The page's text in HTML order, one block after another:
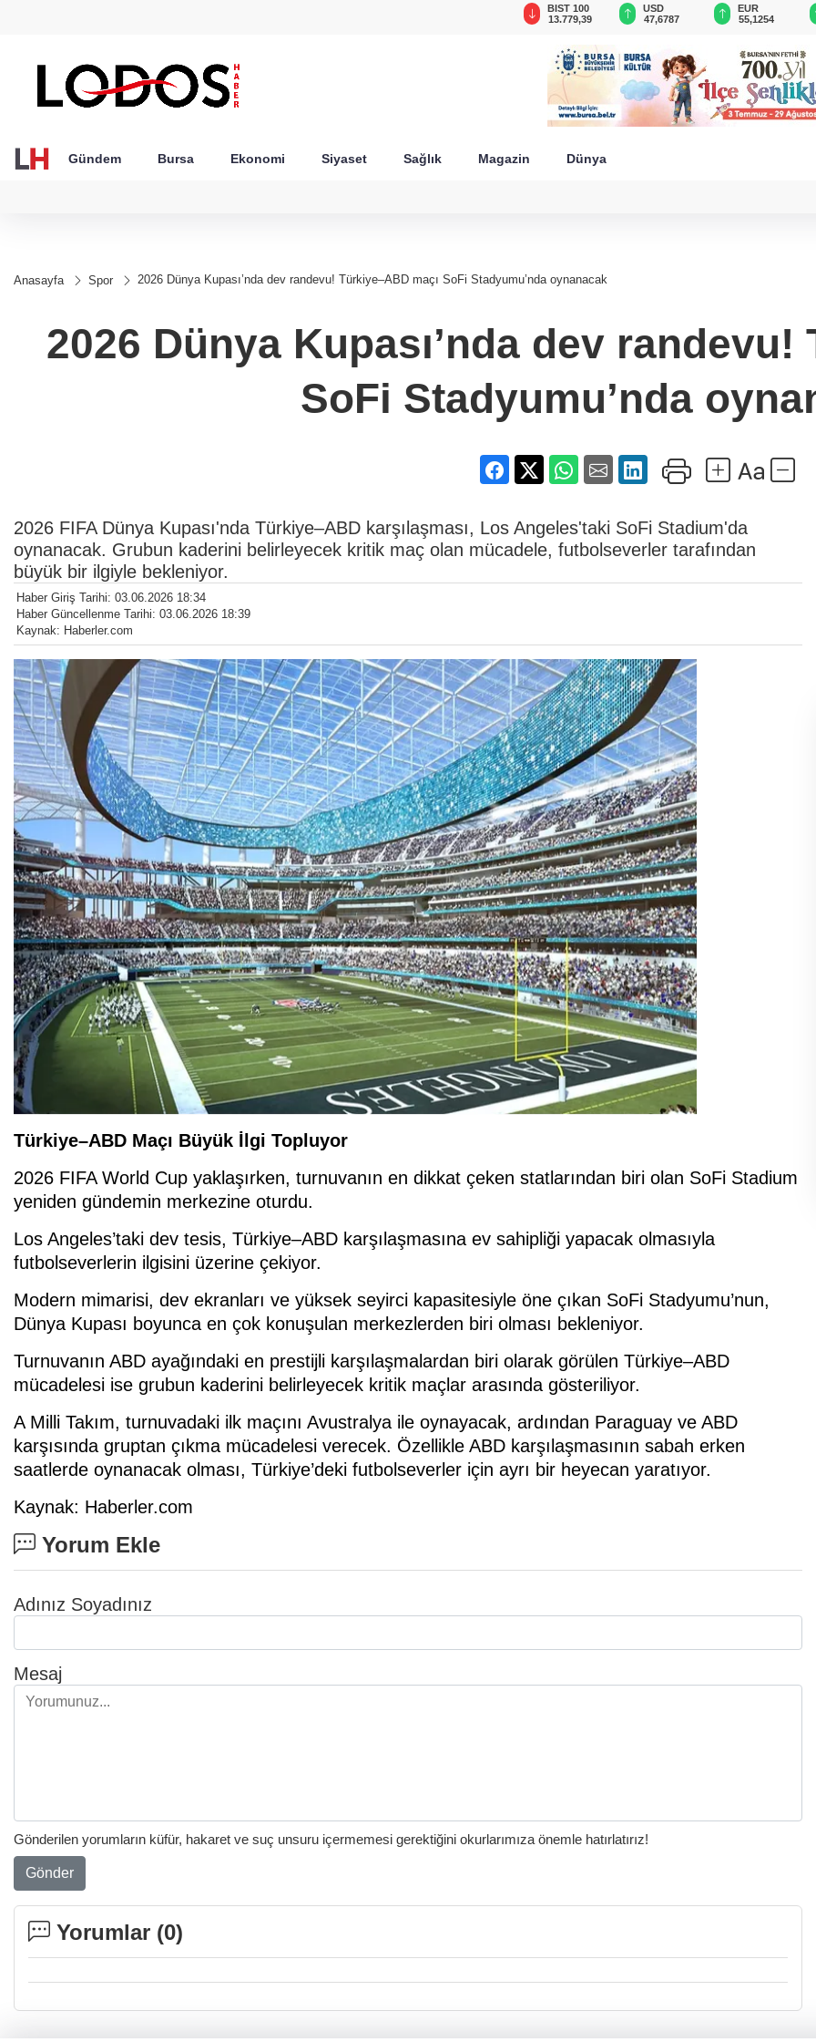
BIST 100
13.779,39
USD
47,6787
EUR
55,1254
Gündem Bursa Ekonomi Siyaset Sağlık Magazin Dünya
Anasayfa Spor 2026 Dünya Kupası’nda dev randevu! Türkiye–ABD maçı SoFi Stadyumu’nda oynanacak
2026 Dünya Kupası’nda dev randevu!
SoFi Stadyumu’nda
2026 FIFA Dünya Kupası'nda Türkiye–ABD karşılaşması, Los Angeles'taki SoFi Stadium'da
oynanacak. Grubun kaderini belirleyecek kritik maç olan mücadele, futbolseverler tarafından
büyük bir ilgiyle bekleniyor.
Haber Giriş Tarihi: 03.06.2026 18:34
Haber Güncellenme Tarihi: 03.06.2026 18:39
Kaynak: Haberler.com
Türkiye–ABD Maçı Büyük İlgi Topluyor
2026 FIFA World Cup yaklaşırken, turnuvanın en dikkat çeken statlarından biri olan SoFi Stadium
yeniden gündemin merkezine oturdu.
Los Angeles’taki dev tesis, Türkiye–ABD karşılaşmasına ev sahipliği yapacak olmasıyla
futbolseverlerin ilgisini üzerine çekiyor.
Modern mimarisi, dev ekranları ve yüksek seyirci kapasitesiyle öne çıkan SoFi Stadyumu’nun,
Dünya Kupası boyunca en çok konuşulan merkezlerden biri olması bekleniyor.
Turnuvanın ABD ayağındaki en prestijli karşılaşmalardan biri olarak görülen Türkiye–ABD
mücadelesi ise grubun kaderini belirleyecek kritik maçlar arasında gösteriliyor.
A Milli Takım, turnuvadaki ilk maçını Avustralya ile oynayacak, ardından Paraguay ve ABD
karşısında gruptan çıkma mücadelesi verecek. Özellikle ABD karşılaşmasının sabah erken
saatlerde oynanacak olması, Türkiye’deki futbolseverler için ayrı bir heyecan yaratıyor.
Kaynak: Haberler.com
Yorum Ekle
Adınız Soyadınız
Mesaj
Gönderilen yorumların küfür, hakaret ve suç unsuru içermemesi gerektiğini okurlarımıza önemle hatırlatırız!
Gönder
Yorumlar (0)